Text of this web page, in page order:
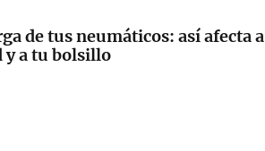
de tus neumáticos: así afecta a
y a tu bolsillo